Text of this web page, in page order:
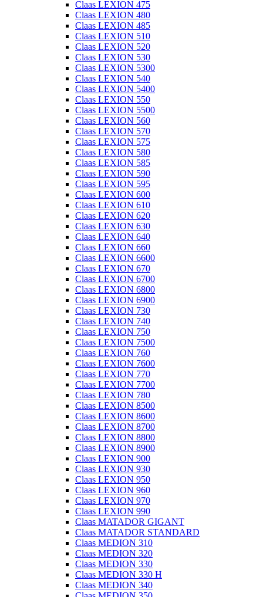
Claas LEXION 475
Claas LEXION 480
Claas LEXION 485
Claas LEXION 510
Claas LEXION 520
Claas LEXION 530
Claas LEXION 5300
Claas LEXION 540
Claas LEXION 5400
Claas LEXION 550
Claas LEXION 5500
Claas LEXION 560
Claas LEXION 570
Claas LEXION 575
Claas LEXION 580
Claas LEXION 585
Claas LEXION 590
Claas LEXION 595
Claas LEXION 600
Claas LEXION 610
Claas LEXION 620
Claas LEXION 630
Claas LEXION 640
Claas LEXION 660
Claas LEXION 6600
Claas LEXION 670
Claas LEXION 6700
Claas LEXION 6800
Claas LEXION 6900
Claas LEXION 730
Claas LEXION 740
Claas LEXION 750
Claas LEXION 7500
Claas LEXION 760
Claas LEXION 7600
Claas LEXION 770
Claas LEXION 7700
Claas LEXION 780
Claas LEXION 8500
Claas LEXION 8600
Claas LEXION 8700
Claas LEXION 8800
Claas LEXION 8900
Claas LEXION 900
Claas LEXION 930
Claas LEXION 950
Claas LEXION 960
Claas LEXION 970
Claas LEXION 990
Claas MATADOR GIGANT
Claas MATADOR STANDARD
Claas MEDION 310
Claas MEDION 320
Claas MEDION 330
Claas MEDION 330 H
Claas MEDION 340